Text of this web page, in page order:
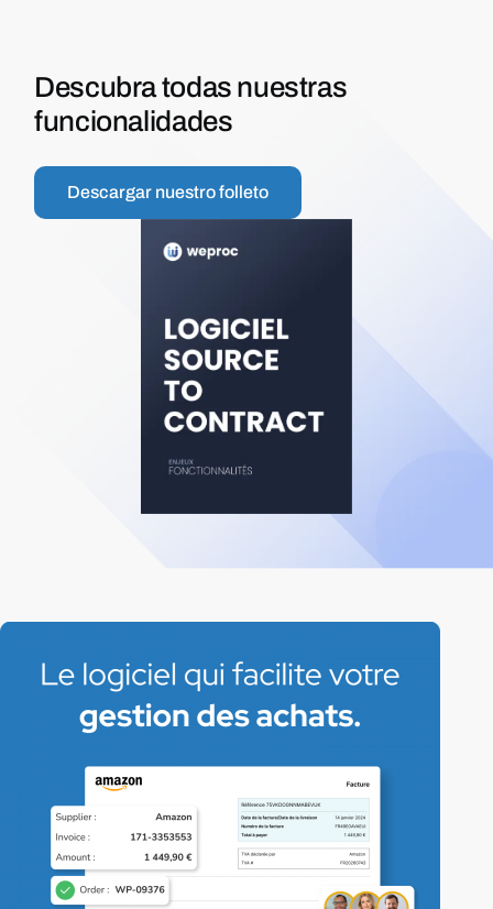
Descubra todas nuestras
funcionalidades
Descargar nuestro folleto